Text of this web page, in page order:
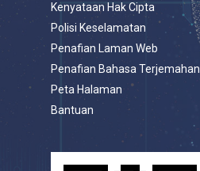
Kenyataan Hak Cipta
Polisi Keselamatan
Penafian Laman Web
Penafian Bahasa Terjemahan
Peta Halaman
Bantuan